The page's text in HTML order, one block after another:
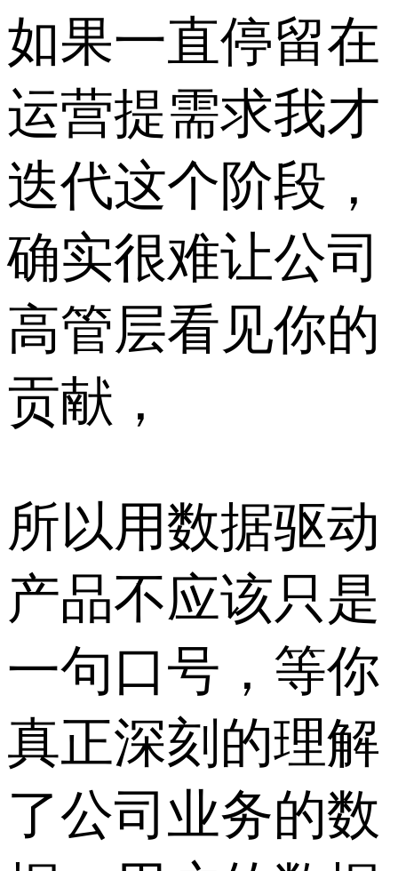
如果一直停留在
运营提需求我才
迭代这个阶段，
确实很难让公司
高管层看见你的
贡献，
所以用数据驱动
产品不应该只是
一句口号，等你
真正深刻的理解
了公司业务的数